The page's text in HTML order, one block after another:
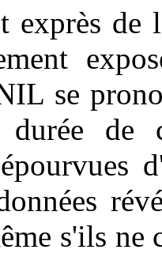
exprès de
se
de
s'ils ne